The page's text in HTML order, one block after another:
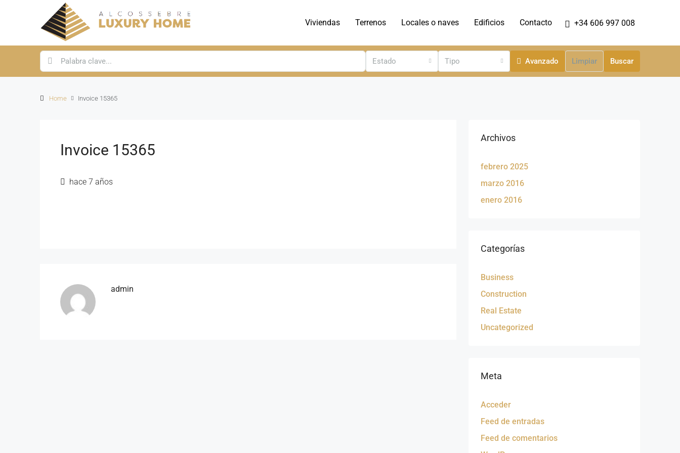
Viviendas Terrenos Locales o naves Edificios Contacto +34 606 997 008
Estado Tipo Avanzado Limpiar Buscar
Home Invoice 15365
Invoice 15365
hace 7 años
admin
Archivos
febrero 2025
marzo 2016
enero 2016
Categorías
Business
Construction
Real Estate
Uncategorized
Meta
Acceder
Feed de entradas
Feed de comentarios